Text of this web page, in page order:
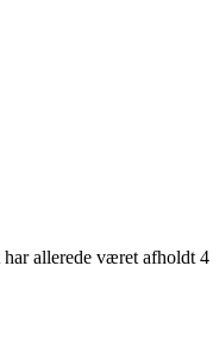
allerede været